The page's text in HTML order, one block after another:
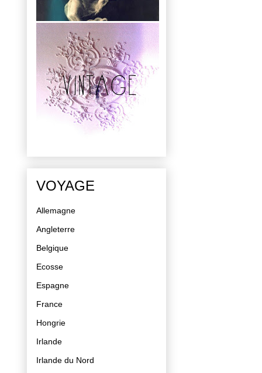
VOYAGE
Allemagne
Angleterre
Belgique
Ecosse
Espagne
France
Hongrie
Irlande
Irlande du Nord